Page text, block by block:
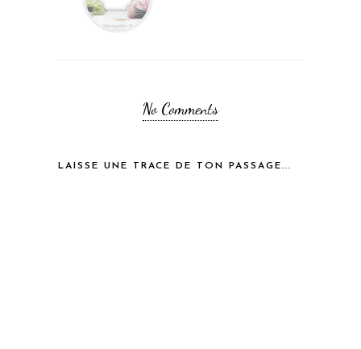
No Comments
LAISSE UNE TRACE DE TON PASSAGE...